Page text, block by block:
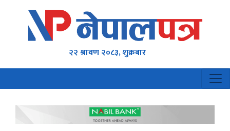
२२ श्रावण २०८३, शुक्रबार